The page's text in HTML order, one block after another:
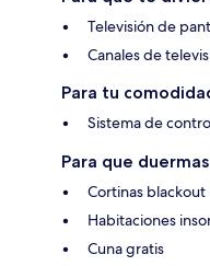
Televisión de
Canales de
Para tu
Sistema de
Para que
Cortinas blackout
Habitaciones
Cuna gratis